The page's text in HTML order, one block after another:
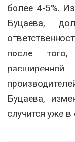
более 4-5%.
Буцаева,
после того,
Буцаева,
случится уже